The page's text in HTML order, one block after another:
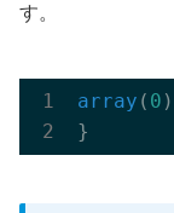
す。
array ( 0 )